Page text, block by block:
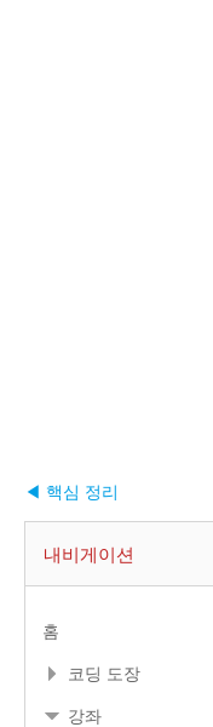
◀ 핵심 정리
내비게이션
홈
코딩 도장
강좌